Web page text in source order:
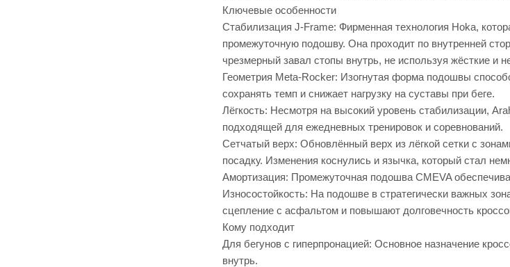
Ключевые особенности
Стабилизация J-Frame: Фирменная технология Hoka,
промежуточную подошву. Она проходит по внутренней
чрезмерный завал стопы внутрь, не используя жёсткие и
Геометрия Meta-Rocker: Изогнутая форма подошвы
сохранять темп и снижает нагрузку на суставы при беге.
Лёгкость: Несмотря на высокий уровень стабилизации,
подходящей для ежедневных тренировок и соревнований.
Сетчатый верх: Обновлённый верх из лёгкой сетки с
посадку. Изменения коснулись и язычка, который стал
Амортизация: Промежуточная подошва CMEVA
Износостойкость: На подошве в стратегически важных
сцепление с асфальтом и повышают долговечность
Кому подходит
Для бегунов с гиперпронацией: Основное назначение
внутрь.